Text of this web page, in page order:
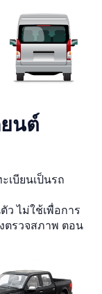
นต์
เบียนเป็นรถ
ว ไม่ใช้เพื่อการ
ตรวจสภาพ ตอน